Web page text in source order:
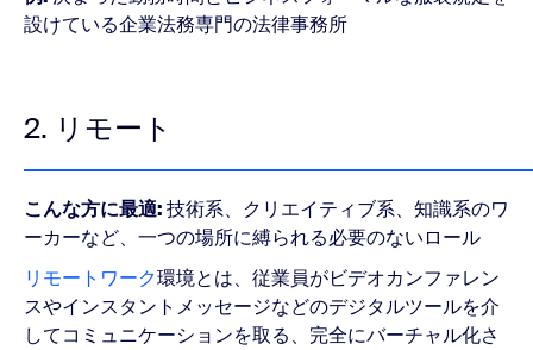
設けている企業法務専門の法律事務所
2. リモート
こんな方に最適:技術系、クリエイティブ系、知識系のワ
ーカーなど、一つの場所に縛られる必要のないロール
リモートワーク環境とは、従業員がビデオカンファレン
スやインスタントメッセージなどのデジタルツールを介
してコミュニケーションを取る、完全にバーチャル化さ